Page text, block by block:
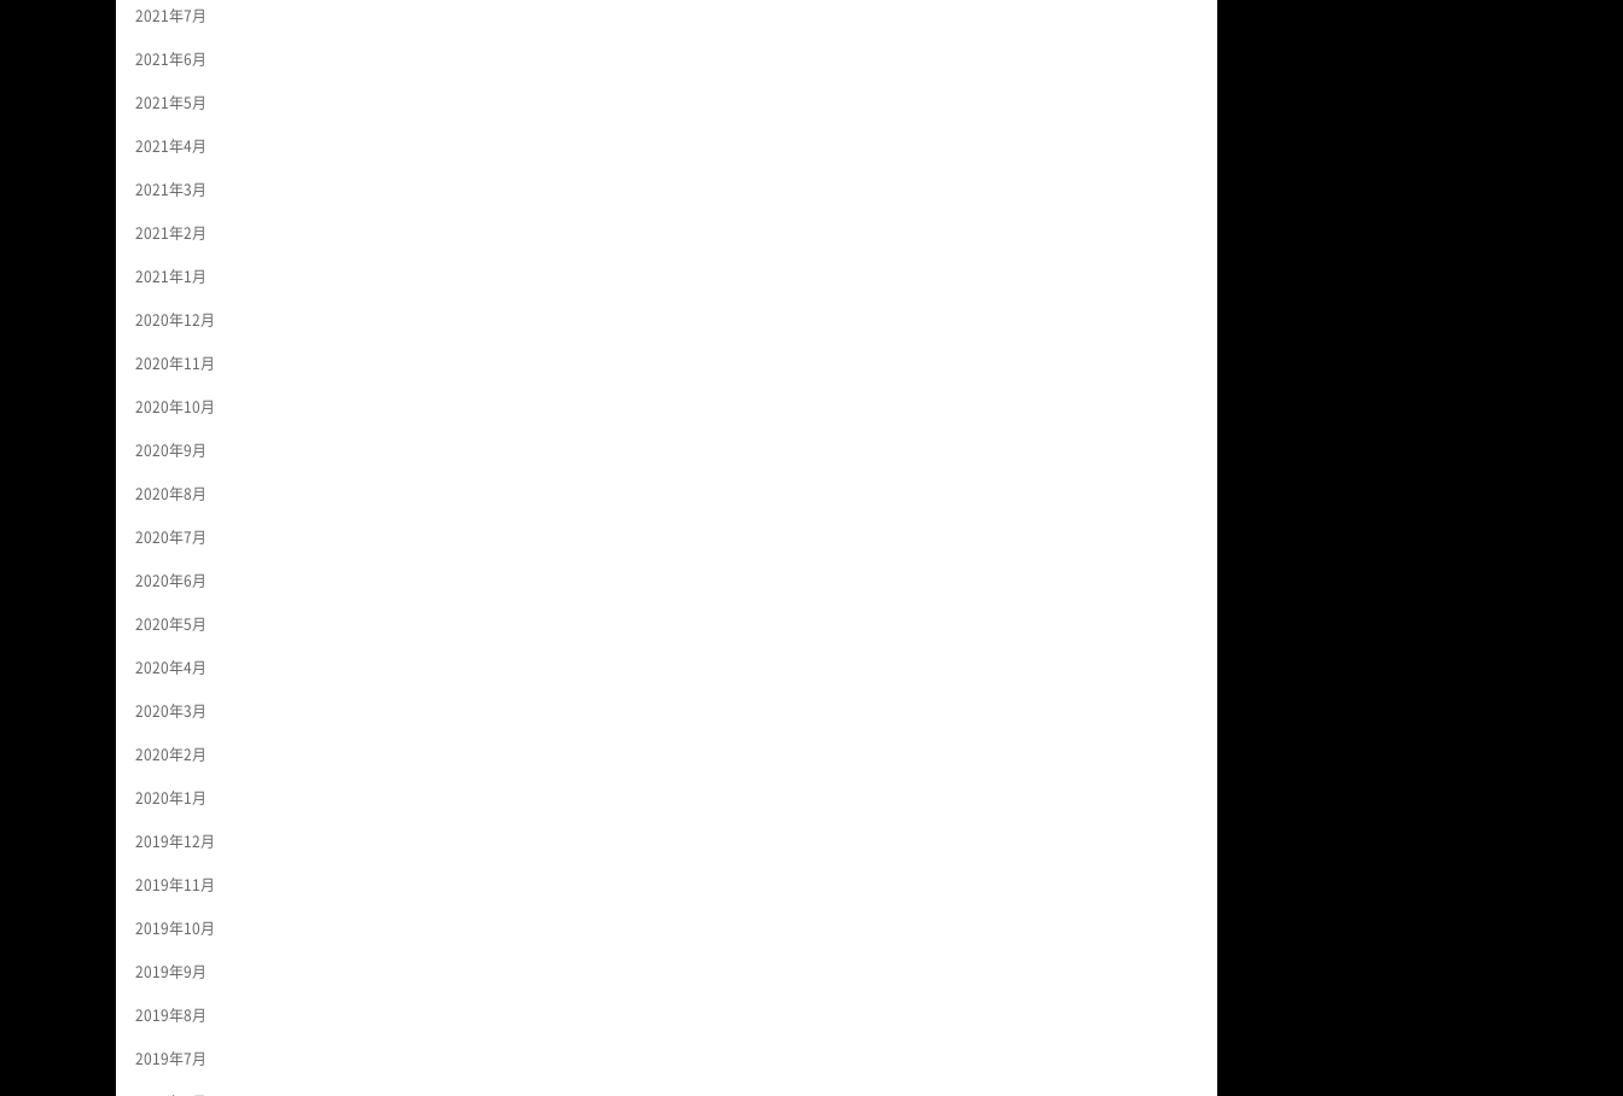
2021年7月
2021年6月
2021年5月
2021年4月
2021年3月
2021年2月
2021年1月
2020年12月
2020年11月
2020年10月
2020年9月
2020年8月
2020年7月
2020年6月
2020年5月
2020年4月
2020年3月
2020年2月
2020年1月
2019年12月
2019年11月
2019年10月
2019年9月
2019年8月
2019年7月